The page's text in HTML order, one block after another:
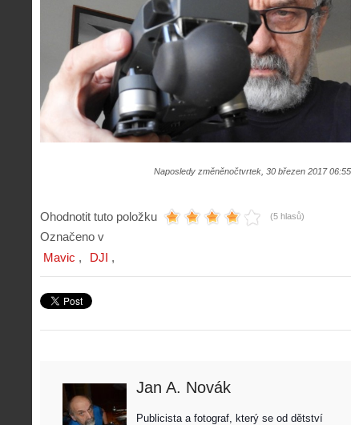
Naposledy změněnočtvrtek, 30 březen 2017 06:55
Ohodnotit tuto položku (5 hlasů)
Označeno v
Mavic
DJI
Jan A. Novák
Publicista a fotograf, který se od dětství